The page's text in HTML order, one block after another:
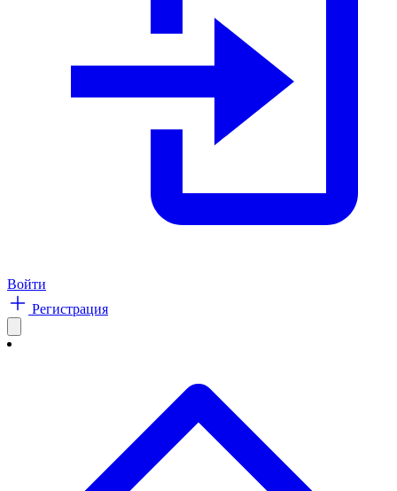
Войти
Регистрация